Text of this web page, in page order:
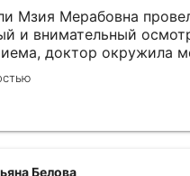
Мзия Мерабовна
С первой
доктор окружила
и доброжелательным
была очень
моего
Белова